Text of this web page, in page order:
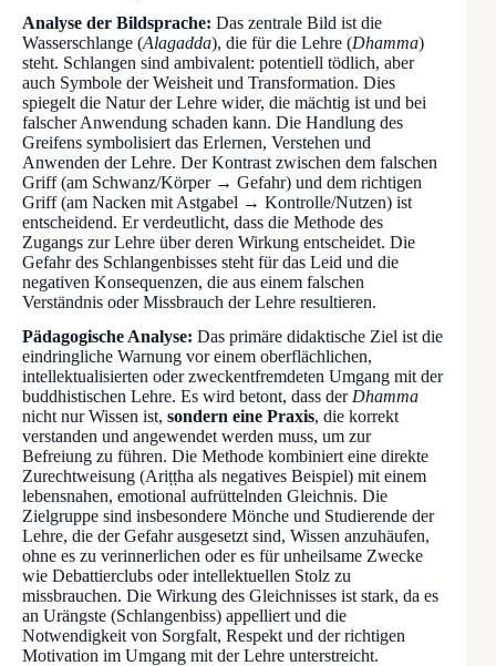
Analyse der Bildsprache: Das zentrale Bild ist die
Wasserschlange (Alagadda), die für die Lehre (Dhamma)
steht. Schlangen sind ambivalent: potentiell tödlich, aber
auch Symbole der Weisheit und Transformation. Dies
spiegelt die Natur der Lehre wider, die mächtig ist und bei
falscher Anwendung schaden kann. Die Handlung des
Greifens symbolisiert das Erlernen, Verstehen und
Anwenden der Lehre. Der Kontrast zwischen dem falschen
Griff (am Schwanz/Körper → Gefahr) und dem richtigen
Griff (am Nacken mit Astgabel → Kontrolle/Nutzen) ist
entscheidend. Er verdeutlicht, dass die Methode des
Zugangs zur Lehre über deren Wirkung entscheidet. Die
Gefahr des Schlangenbisses steht für das Leid und die
negativen Konsequenzen, die aus einem falschen
Verständnis oder Missbrauch der Lehre resultieren.
Pädagogische Analyse: Das primäre didaktische Ziel ist die
eindringliche Warnung vor einem oberflächlichen,
intellektualisierten oder zweckentfremdeten Umgang mit der
buddhistischen Lehre. Es wird betont, dass der Dhamma
nicht nur Wissen ist, sondern eine Praxis, die korrekt
verstanden und angewendet werden muss, um zur
Befreiung zu führen. Die Methode kombiniert eine direkte
Zurechtweisung (Ariṭṭha als negatives Beispiel) mit einem
lebensnahen, emotional aufrüttelnden Gleichnis. Die
Zielgruppe sind insbesondere Mönche und Studierende der
Lehre, die der Gefahr ausgesetzt sind, Wissen anzuhäufen,
ohne es zu verinnerlichen oder es für unheilsame Zwecke
wie Debattierclubs oder intellektuellen Stolz zu
missbrauchen. Die Wirkung des Gleichnisses ist stark, da es
an Urängste (Schlangenbiss) appelliert und die
Notwendigkeit von Sorgfalt, Respekt und der richtigen
Motivation im Umgang mit der Lehre unterstreicht.